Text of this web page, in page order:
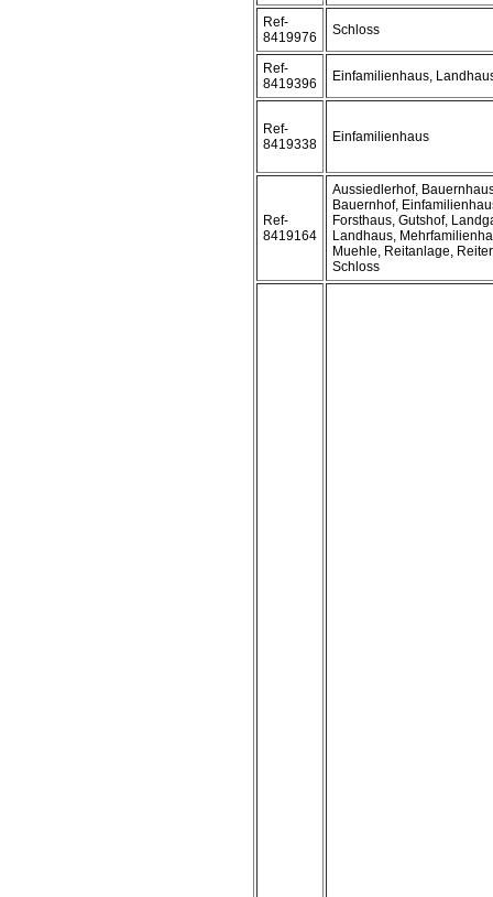
Ref-
8419976
Schloss
Ref-
8419396
Einfamilienhaus,
Ref-
8419338
Einfamilienhaus
Ref-
8419164
Aussiedlerhof,
Bauernhof,
Forsthaus, Gutshof,
Landhaus,
Muehle, Reitanlage,
Schloss